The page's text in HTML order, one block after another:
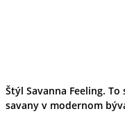
Štýl Savanna Feeling.
savany v modernom